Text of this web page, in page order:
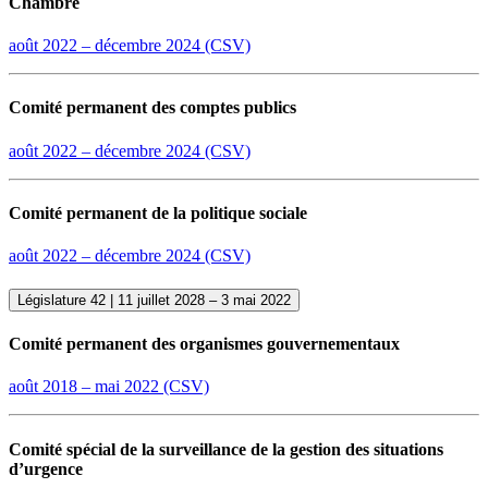
août 2022 – décembre 2024 (CSV)
Comité permanent des comptes publics
août 2022 – décembre 2024 (CSV)
Comité permanent de la politique sociale
août 2022 – décembre 2024 (CSV)
Législature 42 | 11 juillet 2028 – 3 mai 2022
Comité permanent des organismes gouvernementaux
août 2018 – mai 2022 (CSV)
Comité spécial de la surveillance de la gestion des situations
d’urgence